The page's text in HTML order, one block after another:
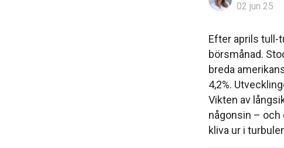
02 jun 25
Efter aprils tull-
börsmånad.
breda
4,2%.
Vikten av
någonsin – och
kliva ur i